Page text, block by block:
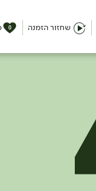
שחזור הזמנה 0